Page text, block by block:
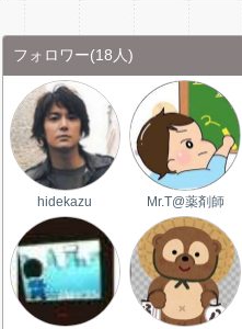
フォロワー(18人)
hidekazu Mr.T@薬剤師